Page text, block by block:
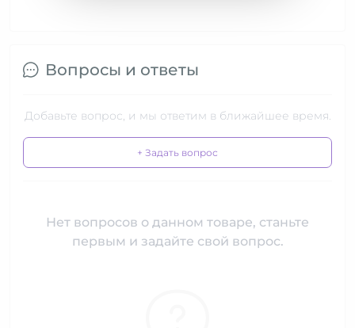
Вопросы и ответы
Добавьте вопрос, и мы ответим в ближайшее время.
+ Задать вопрос
Нет вопросов о данном товаре, станьте
первым и задайте свой вопрос.